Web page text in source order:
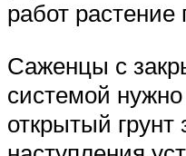
работ растение
Саженцы с
системой
открытый